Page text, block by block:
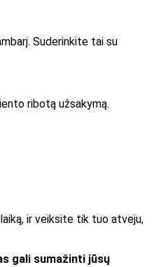
Suderinkite tai su
ribotą užsakymą.
ir veiksite tik tuo atveju,
gali sumažinti jūsų